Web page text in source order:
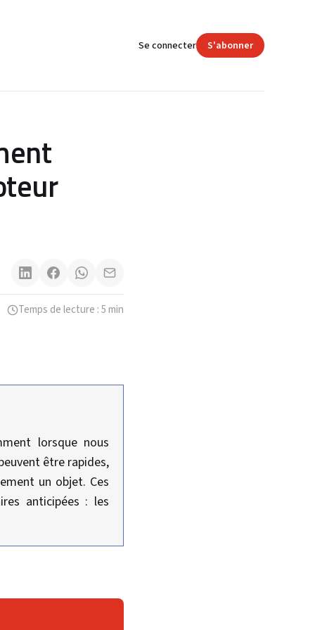
Se connecter S'abonner
Temps de lecture : 5 min
lorsque nous
être rapides,
un objet. Ces
anticipées : les